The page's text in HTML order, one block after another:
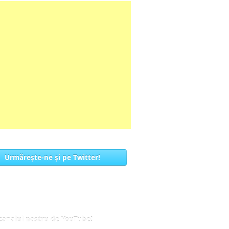
Urmărește-ne și pe Twitter!
nostru de YouTube!